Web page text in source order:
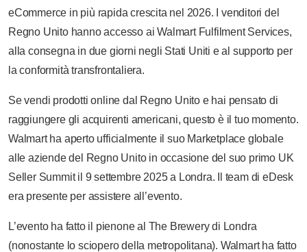
eCommerce in più rapida crescita nel 2026. I venditori del
Regno Unito hanno accesso ai Walmart Fulfilment Services,
alla consegna in due giorni negli Stati Uniti e al supporto per
la conformità transfrontaliera.
Se vendi prodotti online dal Regno Unito e hai pensato di
raggiungere gli acquirenti americani, questo è il tuo momento.
Walmart ha aperto ufficialmente il suo Marketplace globale
alle aziende del Regno Unito in occasione del suo primo UK
Seller Summit il 9 settembre 2025 a Londra. Il team di eDesk
era presente per assistere all’evento.
L’evento ha fatto il pienone al The Brewery di Londra
(nonostante lo sciopero della metropolitana). Walmart ha fatto